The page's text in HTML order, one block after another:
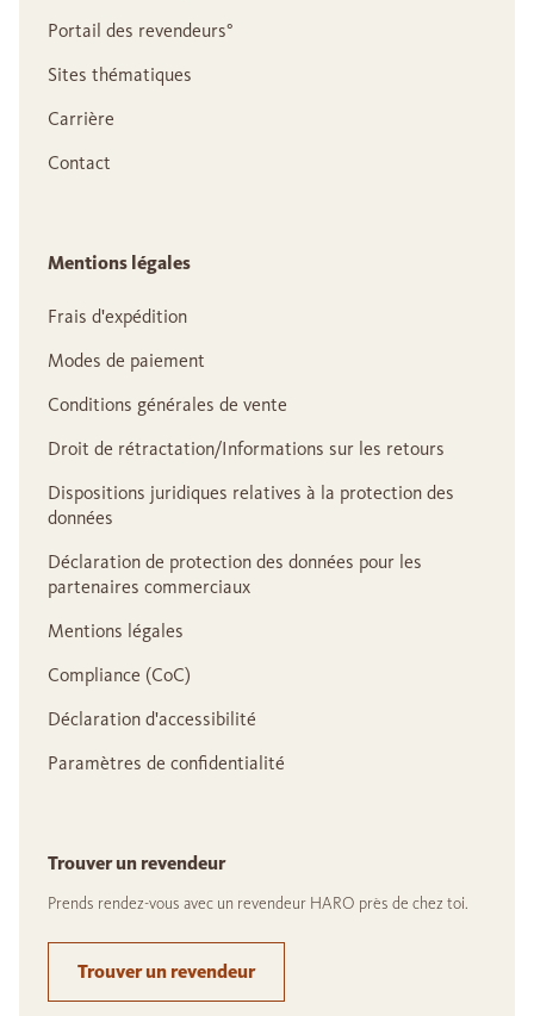
Portail des revendeurs°
Sites thématiques
Carrière
Contact
Mentions légales
Frais d'expédition
Modes de paiement
Conditions générales de vente
Droit de rétractation/Informations sur les retours
Dispositions juridiques relatives à la protection des
données
Déclaration de protection des données pour les
partenaires commerciaux
Mentions légales
Compliance (CoC)
Déclaration d'accessibilité
Paramètres de confidentialité
Trouver un revendeur
Prends rendez-vous avec un revendeur HARO près de chez toi.
Trouver un revendeur